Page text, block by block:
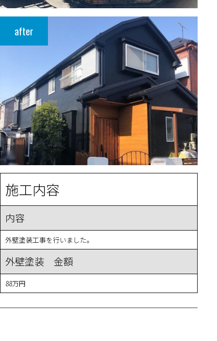
after
施工内容
内容
外壁塗装工事を行いました。
外壁塗装 金額
88万円